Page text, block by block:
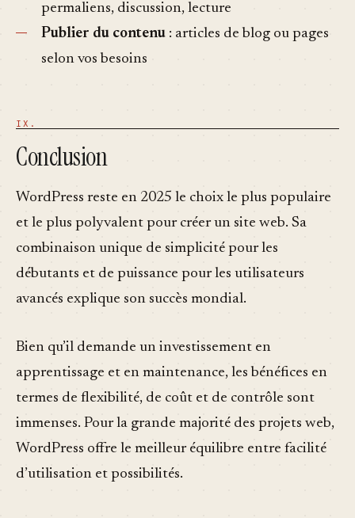
permaliens, discussion, lecture
Publier du contenu : articles de blog ou pages
selon vos besoins
Conclusion
WordPress reste en 2025 le choix le plus populaire
et le plus polyvalent pour créer un site web. Sa
combinaison unique de simplicité pour les
débutants et de puissance pour les utilisateurs
avancés explique son succès mondial.
Bien qu’il demande un investissement en
apprentissage et en maintenance, les bénéfices en
termes de flexibilité, de coût et de contrôle sont
immenses. Pour la grande majorité des projets web,
WordPress offre le meilleur équilibre entre facilité
d’utilisation et possibilités.